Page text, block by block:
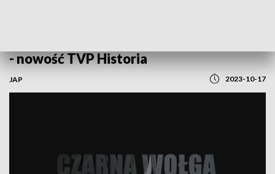
- nowość TVP Historia
JAP 2023-10-17